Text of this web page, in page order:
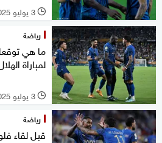
l 3 يوليو 2025
رياضة
ما هي
لمباراة
l 3 يوليو 2025
رياضة
قبل لقاء